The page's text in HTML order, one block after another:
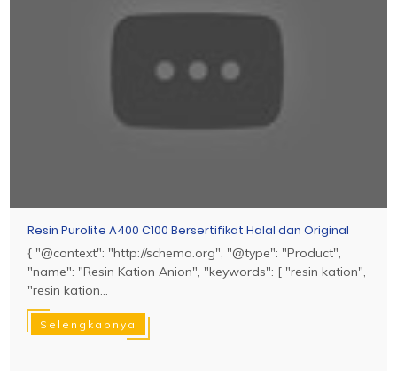
Resin Purolite A400 C100 Bersertifikat Halal dan Original
{ "@context": "http://schema.org", "@type": "Product",
"name": "Resin Kation Anion", "keywords": [ "resin kation",
"resin kation...
Selengkapnya